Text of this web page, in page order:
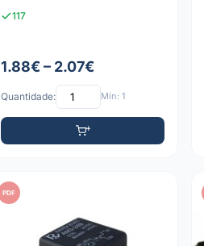
117
1.88€ – 2.07€
Quantidade: Mín: 1
PDF